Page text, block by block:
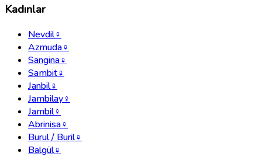
Kadınlar
Nevdil♀
Azmuda♀
Sangina♀
Sambit♀
Janbil♀
Jambilay♀
Jambil♀
Abrinisa♀
Burul / Buril♀
Balgül♀